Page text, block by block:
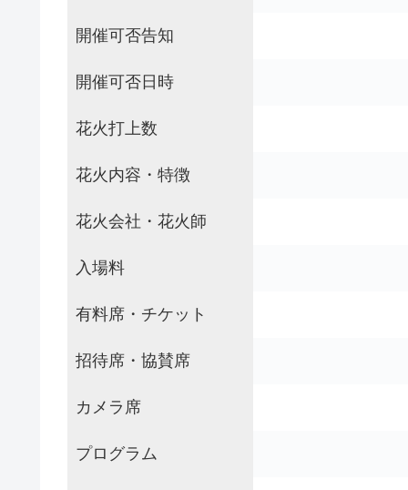
開催可否告知
開催可否日時
花火打上数
花火内容・特徴
花火会社・花火師
入場料
有料席・チケット
招待席・協賛席
カメラ席
プログラム